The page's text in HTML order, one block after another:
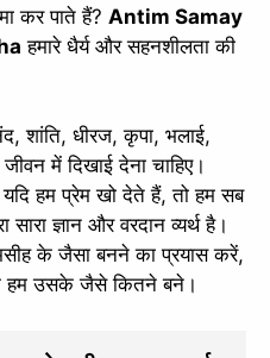
कर पाते हैं? Antim Samay
हमारे धैर्य और सहनशीलता की
शांति, धीरज, कृपा, भलाई,
में दिखाई देना चाहिए।
हम प्रेम खो देते हैं, तो हम सब
ज्ञान और वरदान व्यर्थ है।
के जैसा बनने का प्रयास करें,
हम उसके जैसे कितने बने।